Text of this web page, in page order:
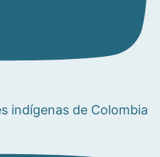
indígenas de Colombia